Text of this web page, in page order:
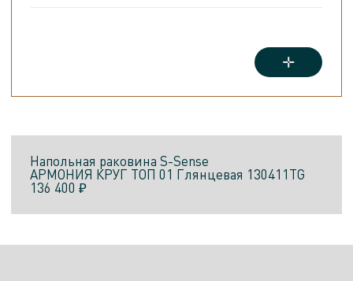
Напольная раковина S-Sense
АРМОНИЯ КРУГ ТОП 01 Глянцевая 130411TG
136 400 ₽